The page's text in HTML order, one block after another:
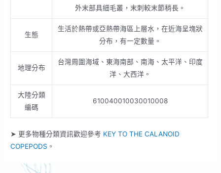
外末部具細毛叢，末刺較末節稍長。
生態
生活於熱帶或亞熱帶海區上層水，在近海呈塊狀
分布，有一定數量。
地理分布
台灣周圍海域、東海南部、南海、太平洋、印度
洋、大西洋。
大陸分類
編碼
610040010030010008
➤ 更多物種分類資訊歡迎參考 KEY TO THE CALANOID
COPEPODS 。